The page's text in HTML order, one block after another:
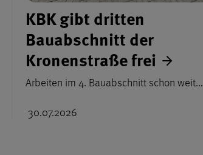
KBK gibt dritten
Bauabschnitt der
Kronenstraße frei
Arbeiten im 4. Bauabschnitt schon weit...
30.07.2026